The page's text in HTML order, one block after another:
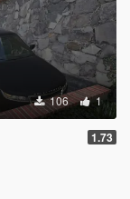
106 1
1.73